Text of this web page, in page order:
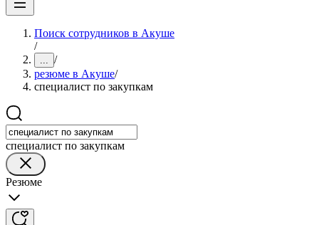
Поиск сотрудников в Акуше
/
... /
резюме в Акуше/
специалист по закупкам
специалист по закупкам
Резюме